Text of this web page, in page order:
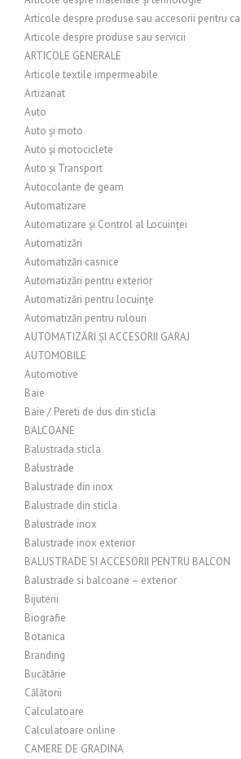
Articole despre produse sau accesorii pentru
Articole despre produse sau servicii
ARTICOLE GENERALE
Articole textile impermeabile
Artizanat
Auto
Auto și moto
Auto și motociclete
Auto și Transport
Autocolante de geam
Automatizare
Automatizare și Control al Locuinței
Automatizări
Automatizări casnice
Automatizări pentru exterior
Automatizări pentru locuințe
Automatizări pentru rulouri
AUTOMATIZĂRI ȘI ACCESORII GARAJ
AUTOMOBILE
Automotive
Baie
Baie / Pereti de dus din sticla
BALCOANE
Balustrada sticla
Balustrade
Balustrade din inox
Balustrade din sticla
Balustrade inox
Balustrade inox exterior
BALUSTRADE SI ACCESORII PENTRU BALCON
Balustrade si balcoane – exterior
Bijuterii
Biografie
Botanica
Branding
Bucătărie
Călătorii
Calculatoare
Calculatoare online
CAMERE DE GRADINA